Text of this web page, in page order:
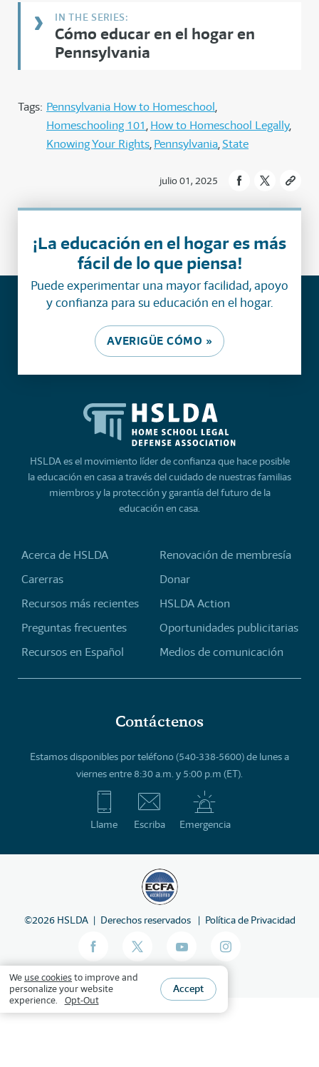
Cómo educar en el hogar en
Pennsylvania
Tags: Pennsylvania How to Homeschool
Homeschooling 101 How to Homeschool Legally
Knowing Your Rights Pennsylvania State
julio 01, 2025
¡La educación en el hogar es más
fácil de lo que piensa!
Puede experimentar una mayor facilidad, apoyo
y confianza para su educación en el hogar.
AVERIGÜE CÓMO »
HSLDA es el movimiento líder de confianza que hace posible
la educación en casa a través del cuidado de nuestras familias
miembros y la protección y garantía del futuro de la
educación en casa.
Acerca de HSLDA
Carerras
Recursos más recientes
Preguntas frecuentes
Recursos en Español
Renovación de membresía
Donar
HSLDA Action
Oportunidades publicitarias
Medios de comunicación
Contáctenos
Estamos disponibles por teléfono (540-338-5600) de lunes a
viernes entre 8:30 a.m. y 5:00 p.m (ET).
Llame Escriba Emergencia
©2026 HSLDA Derechos reservados Política de Privacidad
We use cookiesto improve and
personalize your website
experience.
Opt-Out
Accept